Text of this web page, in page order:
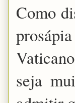
Como
seja